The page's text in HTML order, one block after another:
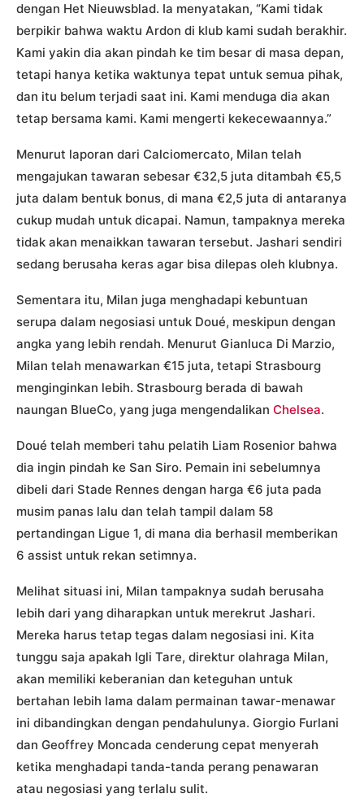
dengan Het Nieuwsblad. Ia menyatakan, “Kami tidak
berpikir bahwa waktu Ardon di klub kami sudah berakhir.
Kami yakin dia akan pindah ke tim besar di masa depan,
tetapi hanya ketika waktunya tepat untuk semua pihak,
dan itu belum terjadi saat ini. Kami menduga dia akan
tetap bersama kami. Kami mengerti kekecewaannya.”
Menurut laporan dari Calciomercato, Milan telah
mengajukan tawaran sebesar €32,5 juta ditambah €5,5
juta dalam bentuk bonus, di mana €2,5 juta di antaranya
cukup mudah untuk dicapai. Namun, tampaknya mereka
tidak akan menaikkan tawaran tersebut. Jashari sendiri
sedang berusaha keras agar bisa dilepas oleh klubnya.
Sementara itu, Milan juga menghadapi kebuntuan
serupa dalam negosiasi untuk Doué, meskipun dengan
angka yang lebih rendah. Menurut Gianluca Di Marzio,
Milan telah menawarkan €15 juta, tetapi Strasbourg
menginginkan lebih. Strasbourg berada di bawah
naungan BlueCo, yang juga mengendalikan Chelsea.
Doué telah memberi tahu pelatih Liam Rosenior bahwa
dia ingin pindah ke San Siro. Pemain ini sebelumnya
dibeli dari Stade Rennes dengan harga €6 juta pada
musim panas lalu dan telah tampil dalam 58
pertandingan Ligue 1, di mana dia berhasil memberikan
6 assist untuk rekan setimnya.
Melihat situasi ini, Milan tampaknya sudah berusaha
lebih dari yang diharapkan untuk merekrut Jashari.
Mereka harus tetap tegas dalam negosiasi ini. Kita
tunggu saja apakah Igli Tare, direktur olahraga Milan,
akan memiliki keberanian dan keteguhan untuk
bertahan lebih lama dalam permainan tawar-menawar
ini dibandingkan dengan pendahulunya. Giorgio Furlani
dan Geoffrey Moncada cenderung cepat menyerah
ketika menghadapi tanda-tanda perang penawaran
atau negosiasi yang terlalu sulit.